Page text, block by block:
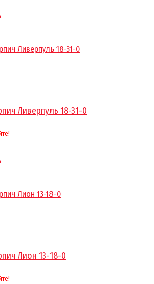
Ливерпуль 18-31-0
Лион 13-18-0